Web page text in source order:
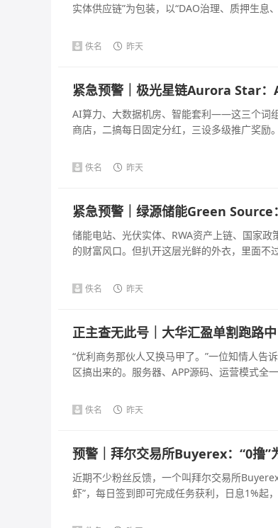
实体供应链”为包装，以“DAO治理、质押生息
佚名 昨天
紧急预警｜极光星链Aurora Star
AI算力、大数据机房、智能套利——这三个词
商店，二搞每日固定分红，三设多级推广奖励
佚名 昨天
紧急预警｜绿源储能Green Source
储能电站、光伏实体、RWA资产上链、国家
的财富风口。但扒开这层光鲜的外衣，里面不
佚名 昨天
正主查无此号｜大华汇盈单割跑路
“优利商务那伙人又换马甲了。”一位知情人告
区搞出来的。服务器、APP源码、运营模式全
佚名 昨天
预警｜拜尔交易所Buyerex：“0撸”
近期不少粉丝反馈，一个叫拜尔交易所
虾”，每日签到即可完成任务获利，日息1%起